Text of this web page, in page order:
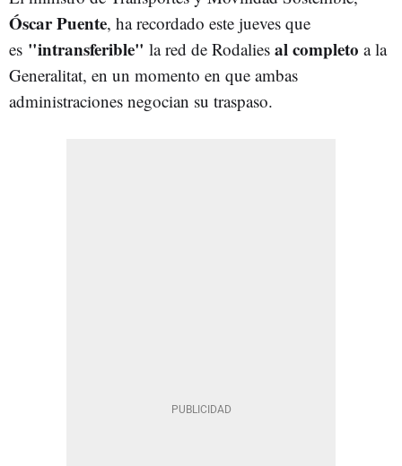
Óscar Puente, ha recordado este jueves que
es "intransferible" la red de Rodalies al completo a la
Generalitat, en un momento en que ambas
administraciones negocian su traspaso.